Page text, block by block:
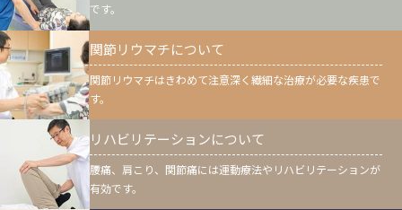
です。
関節リウマチについて
関節リウマチはきわめて注意深く繊細な治療が必要な疾患で
す。
リハビリテーションについて
腰痛、肩こり、関節痛には運動療法やリハビリテーションが
有効です。